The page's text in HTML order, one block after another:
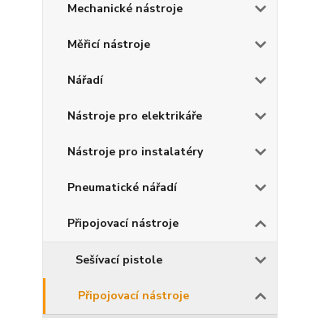
Mechanické nástroje
Měřicí nástroje
Nářadí
Nástroje pro elektrikáře
Nástroje pro instalatéry
Pneumatické nářadí
Připojovací nástroje
Sešívací pistole
Připojovací nástroje